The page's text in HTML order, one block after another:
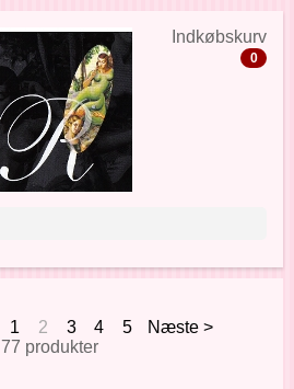
Indkøbskurv
0
1 2 3 4 5
Næste >
77 produkter